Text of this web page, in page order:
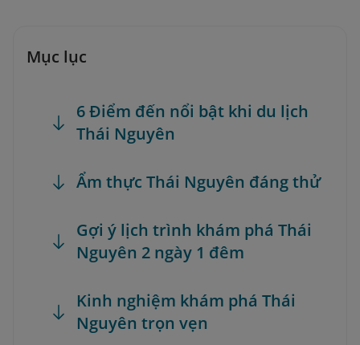
Mục lục
6 Điểm đến nổi bật khi du lịch
Thái Nguyên
Ẩm thực Thái Nguyên đáng thử
Gợi ý lịch trình khám phá Thái
Nguyên 2 ngày 1 đêm
Kinh nghiệm khám phá Thái
Nguyên trọn vẹn